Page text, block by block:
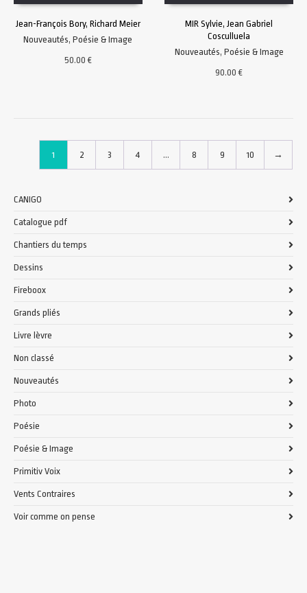
Jean-François Bory, Richard Meier
Nouveautés,Poésie & Image
50.00€
MIR Sylvie, Jean Gabriel
Cosculluela
Nouveautés, Poésie & Image
90.00€
1 2 3 4 … 8 9 10 →
CANIGO
Catalogue pdf
Chantiers du temps
Dessins
Fireboox
Grands pliés
Livre lèvre
Non classé
Nouveautés
Photo
Poésie
Poésie & Image
Primitiv Voix
Vents Contraires
Voir comme on pense